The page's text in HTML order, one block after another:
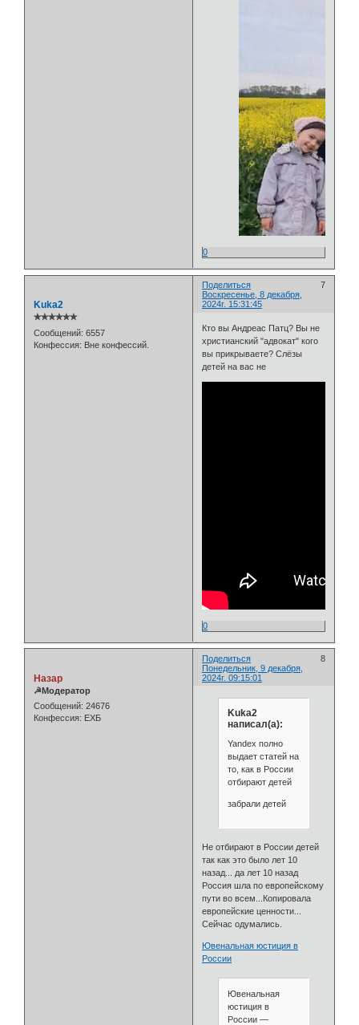
0
Поделиться
7
Воскресенье, 8 декабря,
2024г. 15:31:45
Kuka2
✯✯✯✯✯✯
Сообщений: 6557
Конфессия: Вне конфессий.
Кто вы Андреас Патц? Вы не
христианский "адвокат" кого
вы прикрываете? Слёзы
детей на вас не
0
Поделиться
8
Понедельник, 9 декабря,
2024г. 09:15:01
Назар
☭Модератор
Сообщений: 24676
Конфессия: ЕХБ
Kuka2
написал(а):
Yandex полно
выдает статей на
то, как в России
отбирают детей
забрали детей
Не отбирают в России детей
так как это было лет 10
назад... да лет 10 назад
Россия шла по европейскому
пути во всем...Копировала
европейские ценности...
Сейчас одумались.
Ювенальная юстиция в
России
Ювенальная
юстиция в
России —